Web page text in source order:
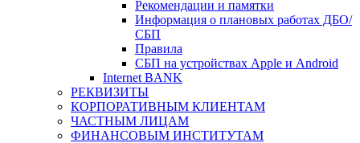
Рекомендации и памятки
Информация о плановых работах ДБО/
СБП
Правила
СБП на устройствах Apple и Android
Internet BANK
РЕКВИЗИТЫ
КОРПОРАТИВНЫМ КЛИЕНТАМ
ЧАСТНЫМ ЛИЦАМ
ФИНАНСОВЫМ ИНСТИТУТАМ